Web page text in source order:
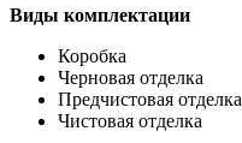
Виды комплектации
Коробка
Черновая отделка
Предчистовая отделка
Чистовая отделка